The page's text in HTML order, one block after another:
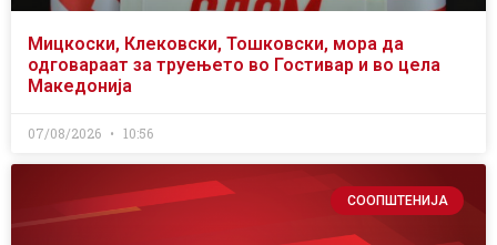
Мицкоски, Клековски, Тошковски, мора да
одговараат за труењето во Гостивар и во цела
Македонија
07/08/2026 10:56
СООПШТЕНИЈА